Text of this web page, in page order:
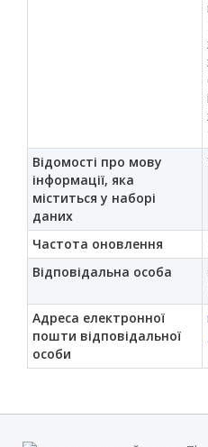
Відомості про мову
інформації, яка
міститься у наборі
даних
Частота оновлення
Відповідальна особа
Адреса електронної
пошти відповідальної
особи